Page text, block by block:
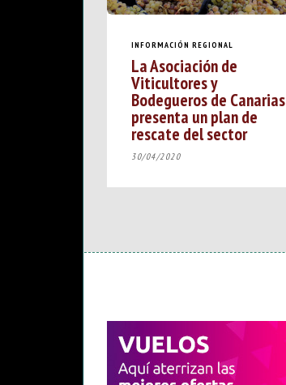
INFORMACIÓN REGIONAL
La Asociación de
Viticultores y
Bodegueros de Canarias
presenta un plan de
rescate del sector
30/04/2020